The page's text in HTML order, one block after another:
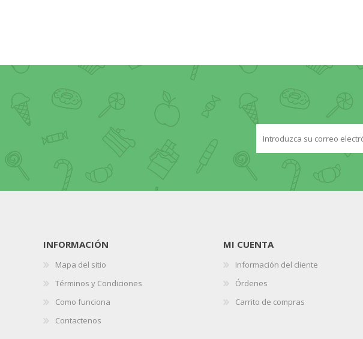
INFORMACIÓN
Mapa del sitio
Términos y Condiciones
Como funciona
Contactenos
MI CUENTA
Información del cliente
Órdenes
Carrito de compras